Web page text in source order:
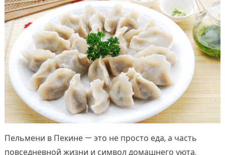
Пельмени в Пекине — это не просто еда, а часть
повседневной жизни и символ домашнего уюта.